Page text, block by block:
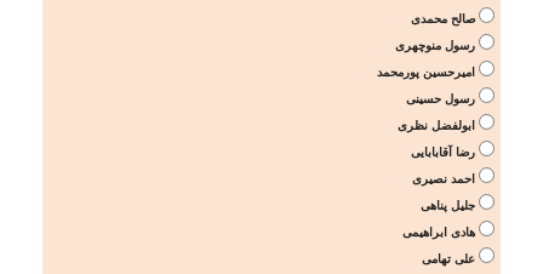
صالح محمدی
رسول منوچهری
امیرحسین پورمحمد
رسول حسینی
ابولفضل نظری
رضا آقابابایی
احمد نصیری
جلیل پناهی
هادی ابراهیمی
علی تهامی